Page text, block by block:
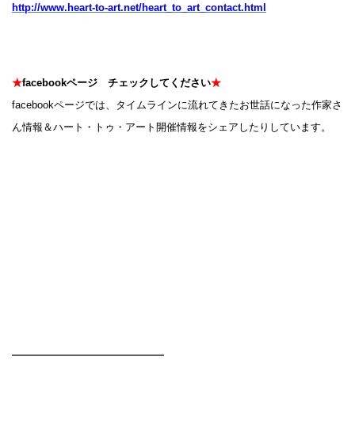
http://www.heart-to-art.net/heart_to_art_contact.html
★facebookページ チェックしてください★
facebookページでは、タイムラインに流れてきたお世話になった作家さ
ん情報＆ハート・トゥ・アート開催情報をシェアしたりしています。
━━━━━━━━━━━━